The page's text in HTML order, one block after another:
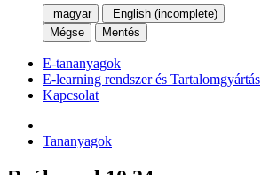
magyar
English (incomplete)
Mégse
Mentés
E-tananyagok
E-learning rendszer és Tartalomgyártás
Kapcsolat
Tananyagok